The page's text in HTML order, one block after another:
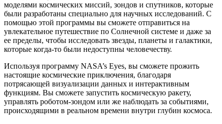
моделями космических миссий, зондов и спутников, которые
были разработаны специально для научных исследований. С
помощью этой программы вы сможете отправиться на
увлекательное путешествие по Солнечной системе и даже за
ее пределы, чтобы исследовать звезды, планеты и галактики,
которые когда-то были недоступны человечеству.
Используя программу NASA’s Eyes, вы сможете прожить
настоящие космические приключения, благодаря
потрясающей визуализации данных и интерактивным
функциям. Вы сможете запустить космическую ракету,
управлять роботом-зондом или же наблюдать за событиями,
происходящими в реальном времени внутри глубин космоса.